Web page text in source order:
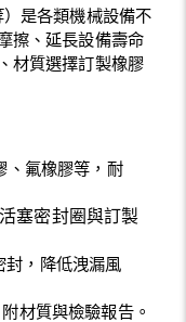
是各類機械設備不
擦、延長設備壽命
材質選擇訂製橡膠
、氟橡膠等，耐
塞密封圈與訂製
封，降低洩漏風
材質與檢驗報告。